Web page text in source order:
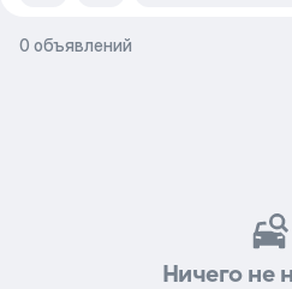
0 объявлений
Ничего не